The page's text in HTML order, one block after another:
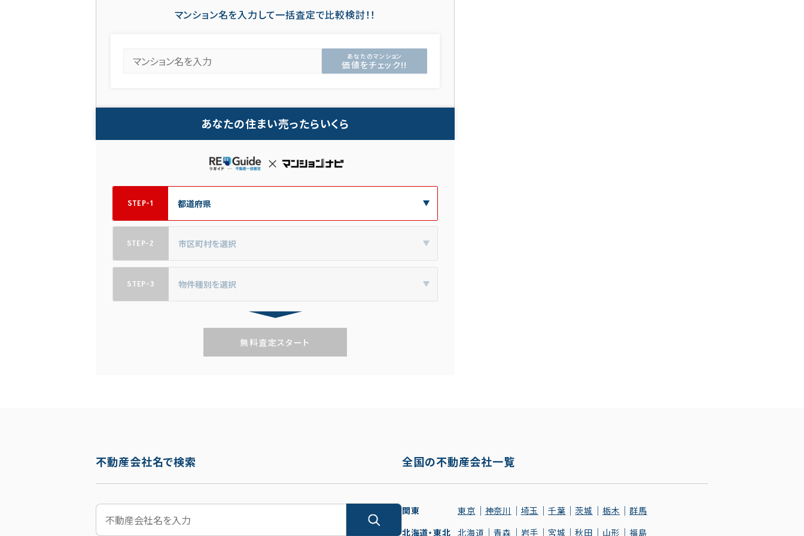
マンション名を入力して一括査定で比較検討！！
あなたのマンション
価値をチェック!!
あなたの住まい売ったらいくら
STEP-1
STEP-2
STEP-3
無料査定スタート
不動産会社名で検索 全国の不動産会社一覧
関東 東京 神奈川 埼玉 千葉 茨城 栃木
群馬
北海道・東北
北海道 青森 岩手 宮城 秋田 山形
福島